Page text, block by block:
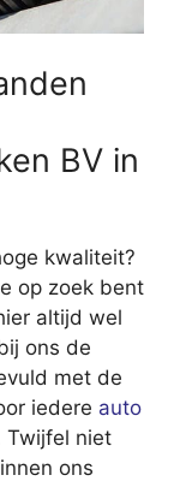
BV in
kwaliteit?
op zoek bent
altijd wel
ons de
met de
iedere auto
Twijfel niet
ons